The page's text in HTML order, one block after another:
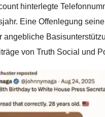
hinterlegte
Eine Offenlegung
angebliche
von Truth Social und